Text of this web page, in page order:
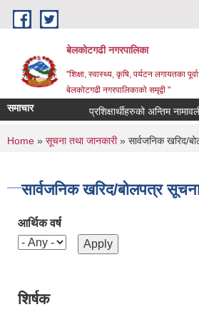
Skip to main content
बेलकोटगढी नगरपालिका
"शिक्षा, स्वास्थ्य, कृषि, पर्यटन लगायतका
बेलकोटगढी नगरपालिकाको समृद्वी "
समाचार प्रशिक्षार्थीहरुको अन्तिम नामावली
You are here
Home » सूचना तथा जानकारी» सार्वजनिक खरिद/
सार्वजनिक खरिद/बोलपत्र
आर्थिक वर्ष
शिर्षक